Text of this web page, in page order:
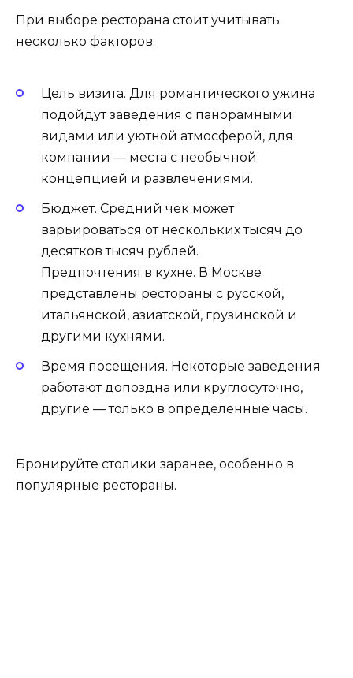
При выборе ресторана стоит учитывать
несколько факторов:
Цель визита. Для романтического ужина
подойдут заведения с панорамными
видами или уютной атмосферой, для
компании — места с необычной
концепцией и развлечениями.
Бюджет. Средний чек может
варьироваться от нескольких тысяч до
десятков тысяч рублей.
Предпочтения в кухне. В Москве
представлены рестораны с русской,
итальянской, азиатской, грузинской и
другими кухнями.
Время посещения. Некоторые заведения
работают допоздна или круглосуточно,
другие — только в определённые часы.
Бронируйте столики заранее, особенно в
популярные рестораны.